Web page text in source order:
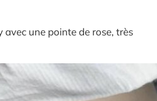
une pointe de rose, très